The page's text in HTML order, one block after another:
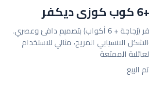
طقم كوزي من ديكفر (زجاجة + 6 أكواب) بتصميم دافئ وعصري.
الانسيابي المريح، مثالي للاستخدام
الممتعة